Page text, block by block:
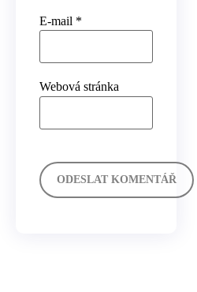
E-mail *
Webová stránka